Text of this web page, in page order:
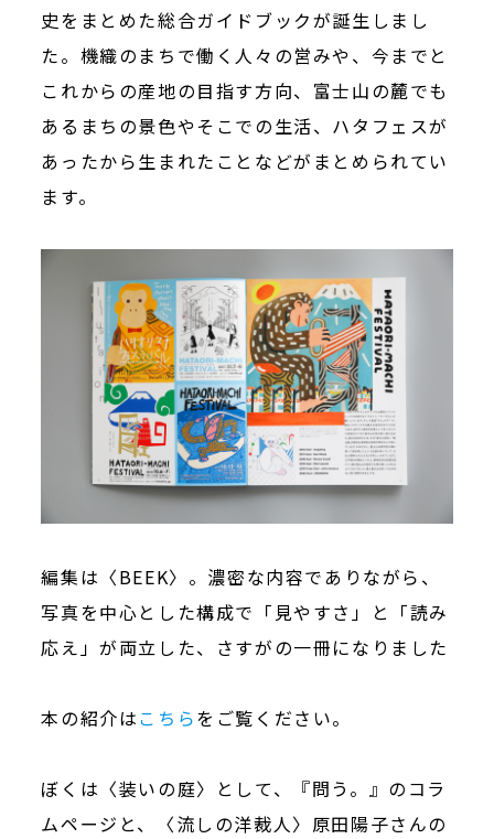
史をまとめた総合ガイドブックが誕生しまし
た。機織のまちで働く人々の営みや、今までと
これからの産地の目指す方向、富士山の麓でも
あるまちの景色やそこでの生活、ハタフェスが
あったから生まれたことなどがまとめられてい
ます。
編集は〈BEEK〉。濃密な内容でありながら、
写真を中心とした構成で「見やすさ」と「読み
応え」が両立した、さすがの一冊になりました
本の紹介はこちらをご覧ください。
ぼくは〈装いの庭〉として、『問う。』のコラ
ムページと、〈流しの洋裁人〉原田陽子さんの